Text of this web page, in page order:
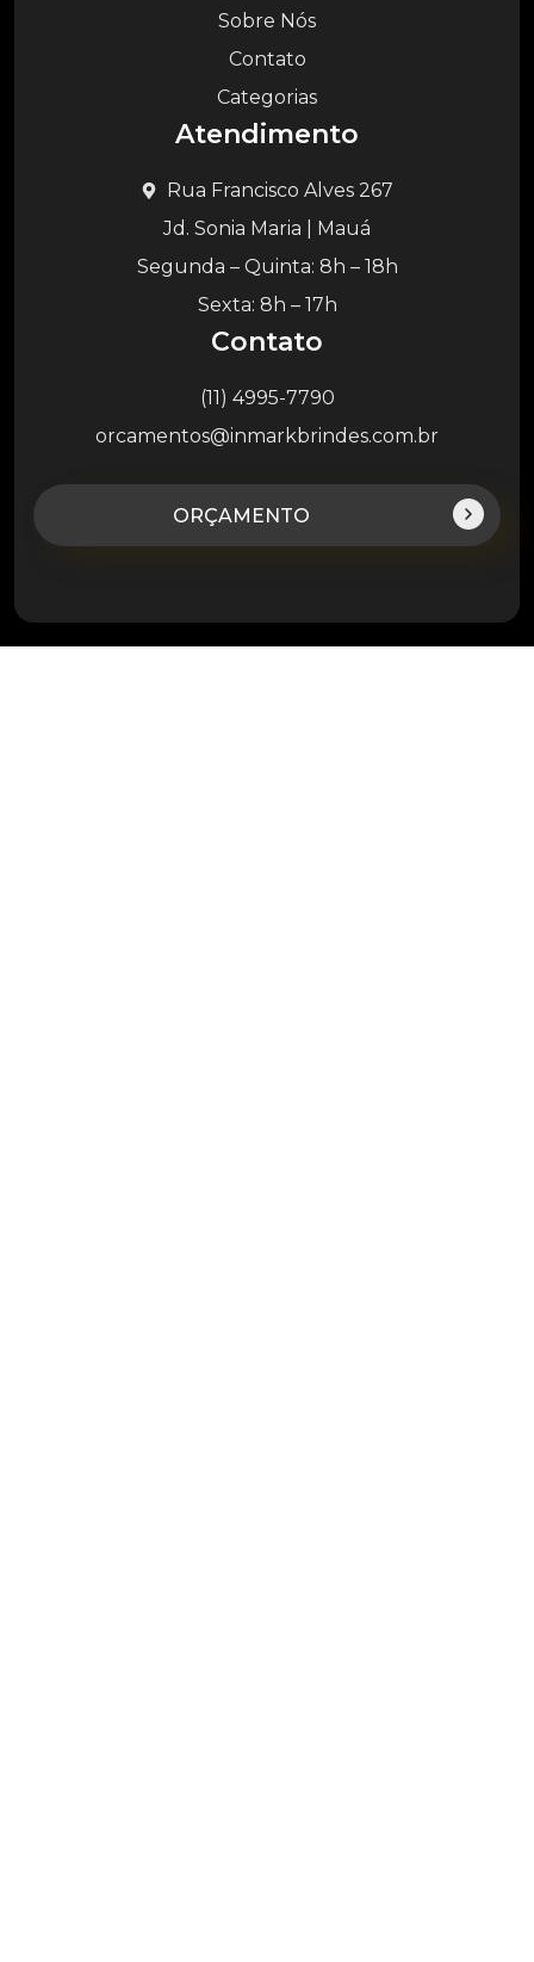
Sobre Nós
Contato
Categorias
Atendimento
Rua Francisco Alves 267
Jd. Sonia Maria | Mauá
Segunda – Quinta: 8h – 18h
Sexta: 8h – 17h
Contato
(11) 4995-7790
orcamentos@inmarkbrindes.com.br
ORÇAMENTO